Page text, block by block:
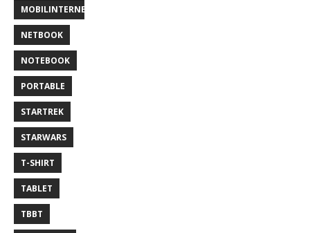
MOBILINTERNET
NETBOOK
NOTEBOOK
PORTABLE
STARTREK
STARWARS
T-SHIRT
TABLET
TBBT